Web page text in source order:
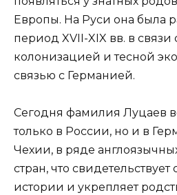
Европы. На Руси она была
период XVII-XIX вв. в связи
колонизацией и тесной
связью с Германией.
Сегодня фамилия Луцаев
только в России, но и в
Чехии, в ряде
стран, что
истории и укрепляет